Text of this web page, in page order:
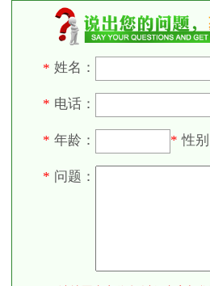
* 姓名：
* 电话：
* 年龄： * 性别
* 问题：